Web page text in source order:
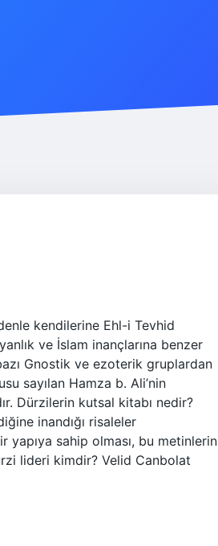
kendilerine Ehl-i Tevhid
ve İslam inançlarına benzer
Gnostik ve ezoterik gruplardan
sayılan Hamza b. Ali’nin
Dürzilerin kutsal kitabı nedir?
inandığı risaleler
yapıya sahip olması, bu metinlerin
lideri kimdir? Velid Canbolat